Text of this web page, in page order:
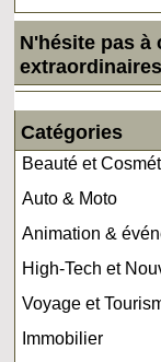
N'hésite pas
Catégories
Beauté et
Auto & Moto
Animation &
High-Tech et
Voyage et
Immobilier